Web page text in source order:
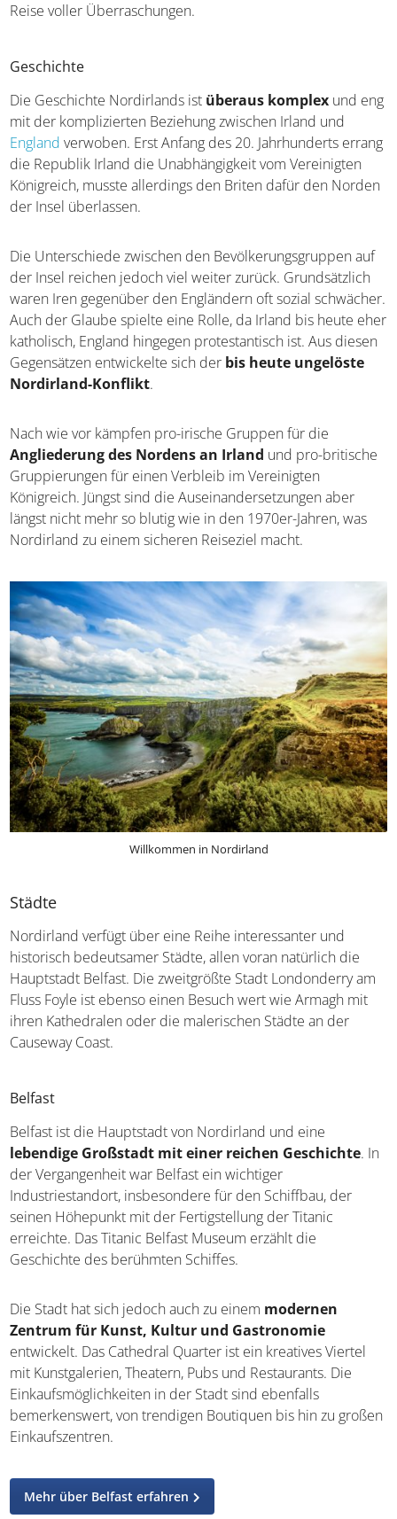
authentischer Schönheit. Eine Reise voller
Die Geschichte Nordirlands istüberaus komplexund
eng mit der komplizierten Beziehung zwischen Irland und
Englandverwoben. Erst Anfang des 20. Jahrhunderts
errang die Republik Irland die Unabhängigkeit vom
Vereinigten Königreich, musste allerdings den Briten
Die Unterschiede zwischen den Bevölkerungsgruppen
auf der Insel reichen jedoch viel weiter zurück.
Grundsätzlich waren Iren gegenüber den Engländern oft
sozial schwächer. Auch der Glaube spielte eine Rolle, da
Irland bis heute eher katholisch, England hingegen
protestantisch ist. Aus diesen Gegensätzen entwickelte
Nach wie vor kämpfen pro-irische Gruppen für die
Angliederung des Nordens an Irlandund pro-
britische Gruppierungen für einen Verbleib im
Vereinigten Königreich. Jüngst sind die
Auseinandersetzungen aber längst nicht mehr so blutig
sicheren Reiseziel macht.
Städte
Nordirland verfügt über eine Reihe interessanter und
historisch bedeutsamer Städte, allen voran natürlich die
Hauptstadt Belfast. Die zweitgrößte Stadt Londonderry
am Fluss Foyle ist ebenso einen Besuch wert wie Armagh
mit ihren Kathedralen oder die malerischen Städte an der
Belfast
Belfast ist die Hauptstadt von Nordirland und eine
lebendige Großstadt mit einer reichen Geschichte
In der Vergangenheit war Belfast ein wichtiger
Industriestandort, insbesondere für den Schiffbau, der
seinen Höhepunkt mit der Fertigstellung der Titanic
Die Stadt hat sich jedoch auch zu einem
modernen
Zentrum für Kunst, Kultur und Gastronomie
entwickelt. Das Cathedral Quarter ist ein kreatives Viertel
mit Kunstgalerien, Theatern, Pubs und Restaurants. Die
Einkaufsmöglichkeiten in der Stadt sind ebenfalls